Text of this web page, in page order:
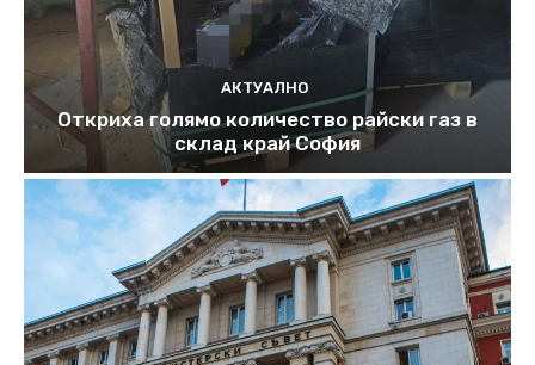
АКТУАЛНО
Откриха голямо количество райски газ в
склад край София